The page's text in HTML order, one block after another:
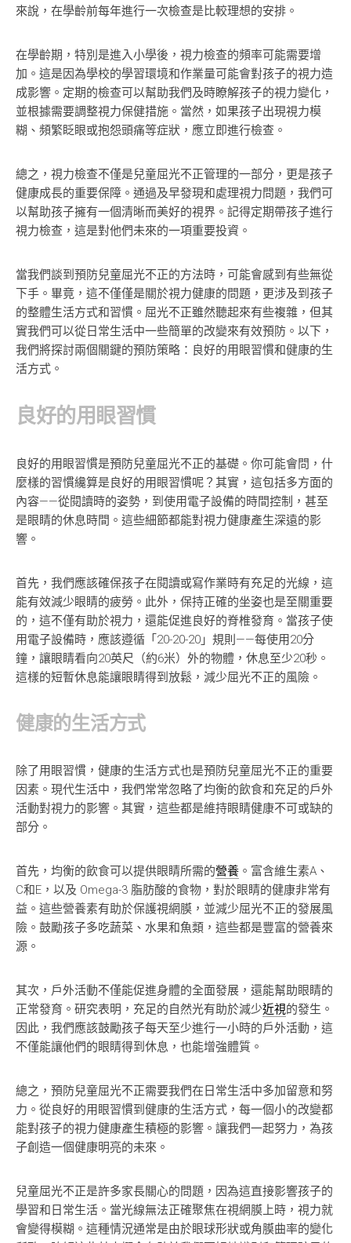
來說，在學齡前每年進行一次檢查是比較理想的安排。
在學齡期，特別是進入小學後，視力檢查的頻率可能需要增
加。這是因為學校的學習環境和作業量可能會對孩子的視力造
成影響。定期的檢查可以幫助我們及時瞭解孩子的視力變化，
並根據需要調整視力保健措施。當然，如果孩子出現視力模
糊、頻繁眨眼或抱怨頭痛等症狀，應立即進行檢查。
總之，視力檢查不僅是兒童屈光不正管理的一部分，更是孩子
健康成長的重要保障。通過及早發現和處理視力問題，我們可
以幫助孩子擁有一個清晰而美好的視界。記得定期帶孩子進行
視力檢查，這是對他們未來的一項重要投資。
當我們談到預防兒童屈光不正的方法時，可能會感到有些無從
下手。畢竟，這不僅僅是關於視力健康的問題，更涉及到孩子
的整體生活方式和習慣。屈光不正雖然聽起來有些複雜，但其
實我們可以從日常生活中一些簡單的改變來有效預防。以下，
我們將探討兩個關鍵的預防策略：良好的用眼習慣和健康的生
活方式。
良好的用眼習慣
良好的用眼習慣是預防兒童屈光不正的基礎。你可能會問，什
麼樣的習慣纔算是良好的用眼習慣呢？其實，這包括多方面的
內容——從閱讀時的姿勢，到使用電子設備的時間控制，甚至
是眼睛的休息時間。這些細節都能對視力健康產生深遠的影
響。
首先，我們應該確保孩子在閱讀或寫作業時有充足的光線，這
能有效減少眼睛的疲勞。此外，保持正確的坐姿也是至關重要
的，這不僅有助於視力，還能促進良好的脊椎發育。當孩子使
用電子設備時，應該遵循「20-20-20」規則——每使用20分
鐘，讓眼睛看向20英尺（約6米）外的物體，休息至少20秒。
這樣的短暫休息能讓眼睛得到放鬆，減少屈光不正的風險。
健康的生活方式
除了用眼習慣，健康的生活方式也是預防兒童屈光不正的重要
因素。現代生活中，我們常常忽略了均衡的飲食和充足的戶外
活動對視力的影響。其實，這些都是維持眼睛健康不可或缺的
部分。
首先，均衡的飲食可以提供眼睛所需的營養 。富含維生素A、
C和E，以及 Omega-3 脂肪酸的食物，對於眼睛的健康非常有
益。這些營養素有助於保護視網膜，並減少屈光不正的發展風
險。鼓勵孩子多吃蔬菜、水果和魚類，這些都是豐富的營養來
源。
其次，戶外活動不僅能促進身體的全面發展，還能幫助眼睛的
正常發育。研究表明，充足的自然光有助於減少近視的發生。
因此，我們應該鼓勵孩子每天至少進行一小時的戶外活動，這
不僅能讓他們的眼睛得到休息，也能增強體質。
總之，預防兒童屈光不正需要我們在日常生活中多加留意和努
力。從良好的用眼習慣到健康的生活方式，每一個小的改變都
能對孩子的視力健康產生積極的影響。讓我們一起努力，為孩
子創造一個健康明亮的未來。
兒童屈光不正是許多家長關心的問題，因為這直接影響孩子的
學習和日常生活。當光線無法正確聚焦在視網膜上時，視力就
會變得模糊。這種情況通常是由於眼球形狀或角膜曲率的變化